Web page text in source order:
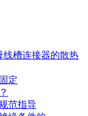
线槽连接器的散热
定
范指导